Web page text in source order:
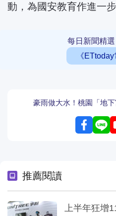
動，為國安教育作進一步
每日新聞精
《ETtoday
豪雨做大水！桃園「地
推薦閱讀
上半年狂增